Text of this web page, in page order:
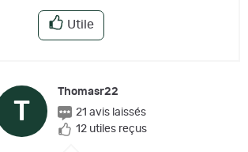
Utile
T
Thomasr22
21 avis laissés
12 utiles reçus